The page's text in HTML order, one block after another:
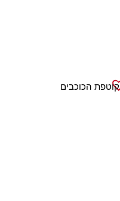
קוטפת הכוכבים